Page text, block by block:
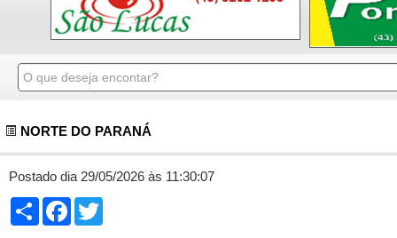
NORTE DO PARANÁ
Postado dia 29/05/2026 às 11:30:07
Compartilhar
Facebook